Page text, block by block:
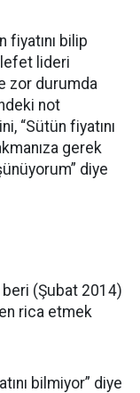
bilip
lideri
zor durumda
not
“Sütün fiyatını
gerek
diye
(Şubat 2014)
rica etmek
bilmiyor” diye